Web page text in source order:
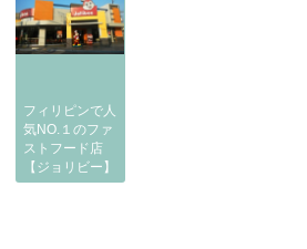
フィリピンで人
気NO.１のファ
ストフード店
【ジョリビー】